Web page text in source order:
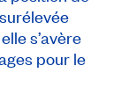
s’avère
pour le